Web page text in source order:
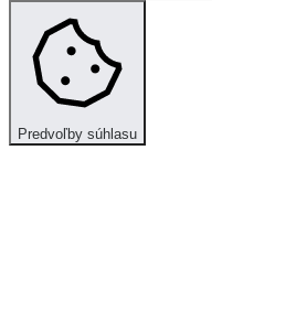
Predvoľby súhlasu